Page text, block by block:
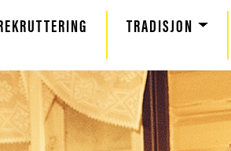
TRADISJON